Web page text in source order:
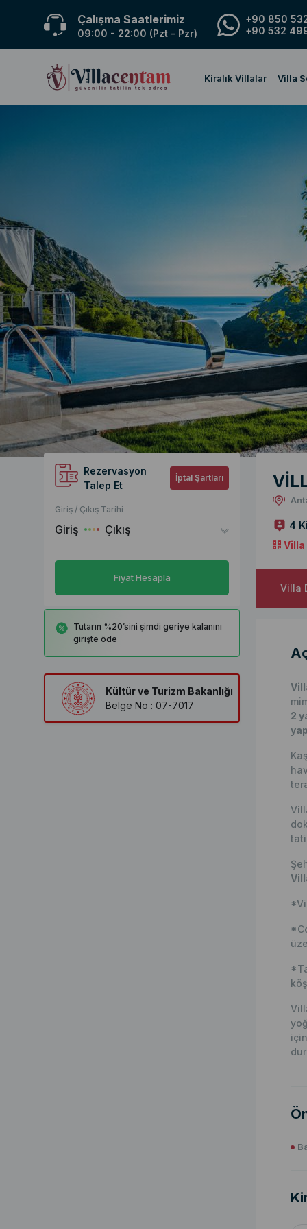
Çalışma Saatlerimiz
09:00 - 22:00 (Pzt - Pzr)
+90 850
+90 532
Kiralık Villalar Villa
Rezervasyon
Talep Et
İptal Şartları
Giriş / Çıkış Tarihi
Giriş Çıkış
Fiyat Hesapla
Tutarın %20’sini şimdi geriye kalanını
girişte öde
Kültür ve Turizm Bakanlığı
Belge No : 07-7017
4
Villa
Villa
2